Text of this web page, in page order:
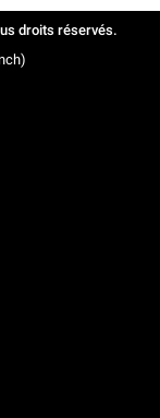
droits réservés.